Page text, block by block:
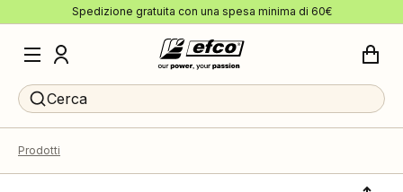
Spedizione gratuita con una spesa minima di 60€
Cerca
Prodotti